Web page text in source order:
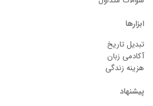
ابزارها
تبدیل تاریخ
آکادمی زبان
هزینه زندگی
پیشنهاد